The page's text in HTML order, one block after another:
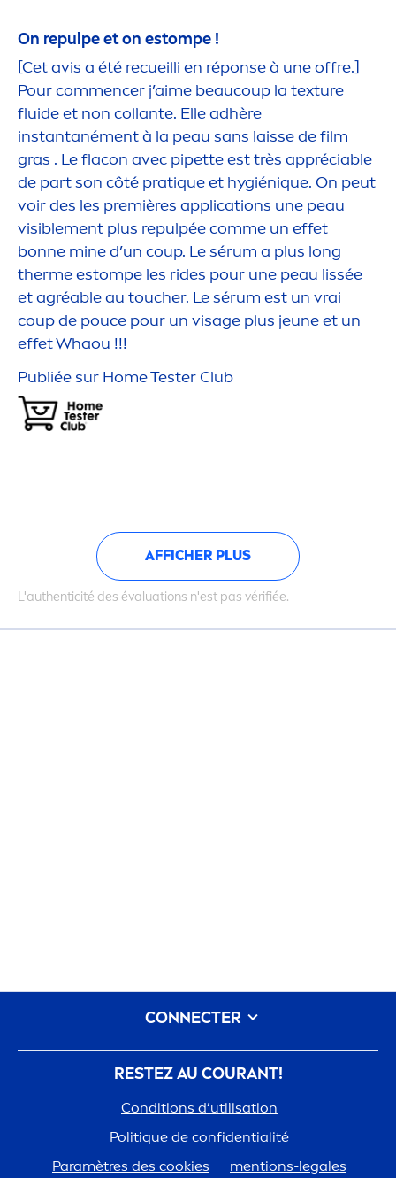
On repulpe et on estompe !
[Cet avis a été recueilli en réponse à une offre.]
Pour commencer j’aime beaucoup la texture
fluide et non collante. Elle adhère
instantanément à la peau sans laisse de film
gras . Le flacon avec pipette est très appréciable
de part son côté pratique et hygiénique. On peut
voir des les premières applications une peau
visiblement plus repulpée comme un effet
bonne mine d’un coup. Le sérum a plus long
therme estompe les rides pour une peau lissée
et agréable au toucher. Le sérum est un vrai
coup de pouce pour un visage plus jeune et un
effet Whaou !!!
Publiée sur Home Tester Club
AFFICHER PLUS
L'authenticité des évaluations n'est pas vérifiée.
RESTEZ AU COURANT!
Conditions d’utilisation
Politique de confidentialité
Paramètres des cookies
mentions-legales
CONNECTER